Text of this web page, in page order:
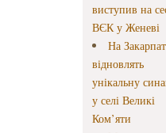
виступив на
ВЄК у Женеві
На
відновлять
унікальну
у селі Великі
Ком’яти